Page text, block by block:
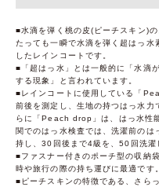
■水滴を弾く桃の皮(ピーチスキン)
たっても一瞬で水滴を弾く超はっ
したレインコートです。
■「超はっ水」とは一般的に「水滴
する現象」と言われています。
■レインコートに使用している「
前後を測定し、生地の持つはっ水力
らに「Peach drop」は、はっ水性
関でのはっ水検査では、洗濯前の
持し、30回後まで4級を、50回洗濯
■ファスナー付きのポーチ型の収納
時や旅行の際の持ち運びに最適です。
■ピーチスキンの特徴である、さら